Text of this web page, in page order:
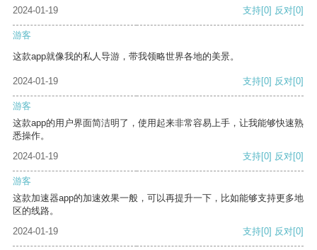
2024-01-19
支持[0] 反对[0]
游客
这款app就像我的私人导游，带我领略世界各地的美景。
2024-01-19 支持[0] 反对[0]
游客
这款app的用户界面简洁明了，使用起来非常容易上手，让我能够快速熟
悉操作。
2024-01-19
支持[0] 反对[0]
游客
这款加速器app的加速效果一般，可以再提升一下，比如能够支持更多地
区的线路。
2024-01-19
支持[0] 反对[0]